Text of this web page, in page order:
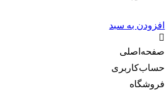
افزودن به سبد
صفحه‌اصلی
حساب‌کاربری
فروشگاه